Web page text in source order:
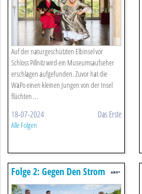
Auf der naturgeschützten Elbinsel vor
Schloss Pillnitz wird ein Museumsaufseher
erschlagen aufgefunden. Zuvor hat die
WaPo einen kleinen Jungen von der Insel
flüchten ...
18-07-2024 Das Erste
Alle Folgen
Folge 2: Gegen Den Strom
(s01/e02)